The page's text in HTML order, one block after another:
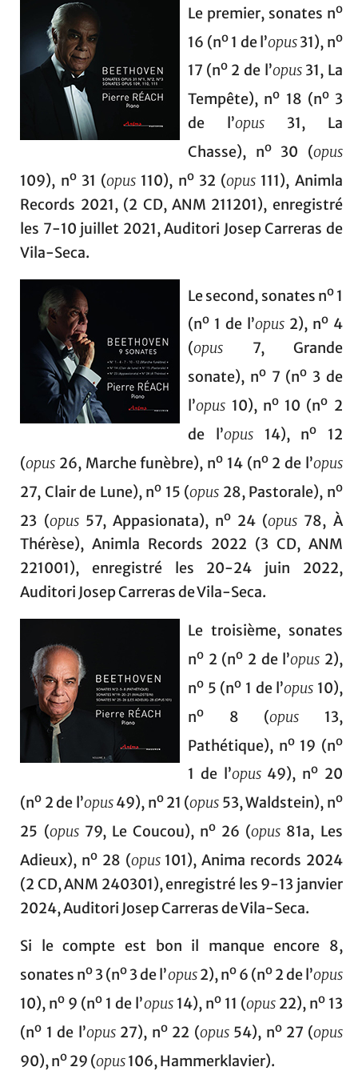
Le premier, sonates no
16 (no1 de l’opus31), no
17 (no2 de l’opus31, La
Tempête), no 18 (no3
de l’opus 31, La
Chasse), no30 (opus
109), no31 (opus 110), no32 (opus 111), Animla
Records 2021, (2 CD, ANM 211201), enregistré
les 7-10 juillet 2021, Auditori Josep Carreras de
Vila-Seca.
Le second, sonates no1
(no 1 de l’opus 2), no4
(opus 7, Grande
sonate), no 7 (no3 de
l’opus 10), no10 (no 2
de l’opus14), no
12
(opus 26, Marche funèbre), no 14 (no2 de l’opus
27, Clair de Lune), no 15 (opus 28, Pastorale), no
23 (opus57, Appasionata), no 24 (opus 78, À
Thérèse), Animla Records 2022 (3 CD, ANM
221001), enregistré les 20-24 juin 2022,
Auditori Josep Carreras de Vila-Seca.
Le troisième, sonates
no 2 (no 2 de l’opus 2),
no 5 (no 1 de l’opus 10),
no 8 (opus 13,
Pathétique), no19 (no
1 de l’opus49), no20
(no 2 de l’opus49), no21 (opus 53, Waldstein), no
25 (opus79, Le Coucou), no 26 (opus 81a, Les
Adieux), no 28 (opus101), Anima records 2024
(2 CD, ANM 240301), enregistré les 9-13 janvier
2024, Auditori Josep Carreras de Vila-Seca.
Si le compte est bon il manque encore 8,
sonates no 3 (no 3 de l’opus2), no6 (no2 de l’opus
10), no 9 (no 1 de l’opus14), no11 (opus22), no13
(no 1 de l’opus27), no22 (opus54), no27 (opus
90), no 29 (opus106, Hammerklavier).